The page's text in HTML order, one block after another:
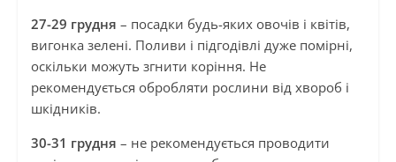
27-29 грудня – посадки будь-яких овочів і квітів,
вигонка зелені. Поливи і підгодівлі дуже помірні,
оскільки можуть згнити коріння. Не
рекомендується обробляти рослини від хвороб і
шкідників.
30-31 грудня – не рекомендується проводити